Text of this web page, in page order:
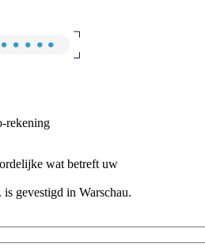
rekening
wat betreft uw
gevestigd in Warschau.